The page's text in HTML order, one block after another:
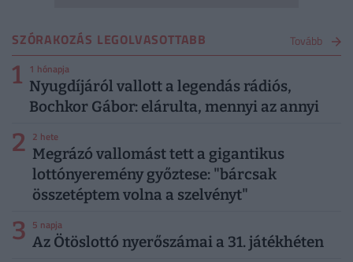
SZÓRAKOZÁS LEGOLVASOTTABB Tovább
1 1 hónapja
Nyugdíjáról vallott a legendás rádiós,
Bochkor Gábor: elárulta, mennyi az annyi
2 2 hete
Megrázó vallomást tett a gigantikus
lottónyeremény győztese: "bárcsak
összetéptem volna a szelvényt"
3 5 napja
Az Ötöslottó nyerőszámai a 31. játékhéten